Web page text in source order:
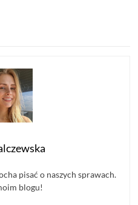
pisać o naszych sprawach.
blogu!